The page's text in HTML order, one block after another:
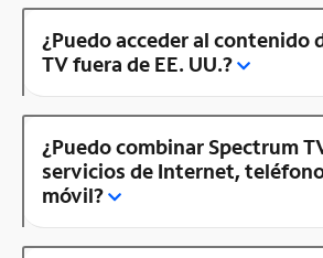
¿Puedo acceder al contenido
TV fuera de EE. UU.?
¿Puedo combinar Spectrum
servicios de Internet,
móvil?